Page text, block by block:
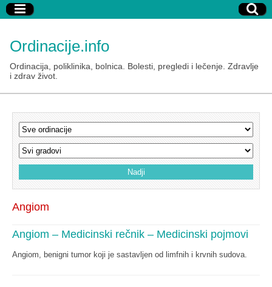
Ordinacije.info
Ordinacija, poliklinika, bolnica. Bolesti, pregledi i lečenje. Zdravlje
i zdrav život.
Angiom
Angiom – Medicinski rečnik – Medicinski pojmovi
Angiom, benigni tumor koji je sastavljen od limfnih i krvnih sudova.